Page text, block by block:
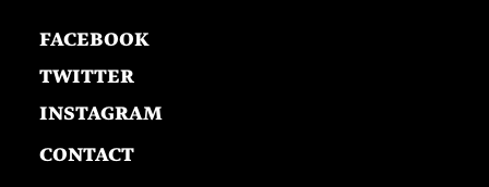
FACEBOOK
TWITTER
INSTAGRAM
CONTACT